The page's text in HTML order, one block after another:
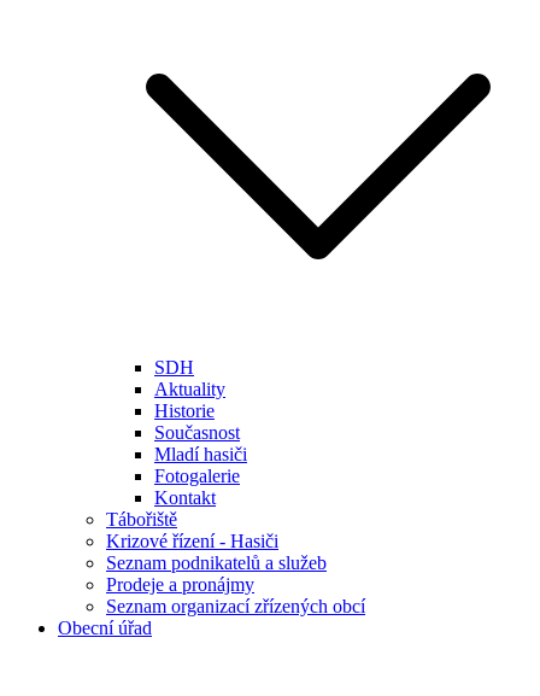
SDH
Aktuality
Historie
Současnost
Mladí hasiči
Fotogalerie
Kontakt
Tábořiště
Krizové řízení - Hasiči
Seznam podnikatelů a služeb
Prodeje a pronájmy
Seznam organizací zřízených obcí
Obecní úřad